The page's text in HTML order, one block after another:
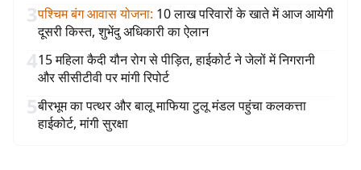
3पश्चिम बंग आवास योजना: 10 लाख परिवारों के खाते में आज आयेगी
दूसरी किस्त, शुभेंदु अधिकारी का ऐलान
415 महिला कैदी यौन रोग से पीड़ित, हाईकोर्ट ने जेलों में निगरानी
और सीसीटीवी पर मांगी रिपोर्ट
5बीरभूम का पत्थर और बालू माफिया टुलू मंडल पहुंचा कलकत्ता
हाईकोर्ट, मांगी सुरक्षा